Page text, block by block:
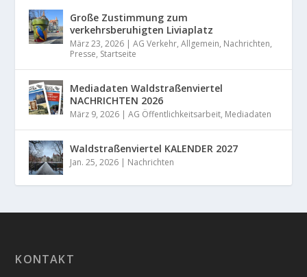
Große Zustimmung zum
verkehrsberuhigten Liviaplatz
März 23, 2026 |AG Verkehr,Allgemein, Nachrichten,
Presse, Startseite
Mediadaten Waldstraßenviertel
NACHRICHTEN 2026
März 9, 2026 |AG Öffentlichkeitsarbeit, Mediadaten
Waldstraßenviertel KALENDER 2027
Jan. 25, 2026 | Nachrichten
KONTAKT